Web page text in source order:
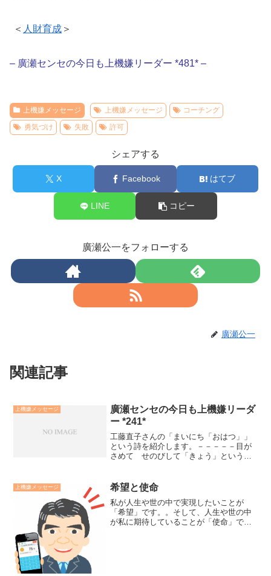
＜ 人財育成 ＞
– 廣瀬センセの今日も上機嫌リーダー *481* –
上機嫌メッセージ 上機嫌メッセージ
コーチング
勇気づけ
失敗 許可
シェアする
X Facebook はてブ
LINE コピー
廣瀬公一をフォローする
廣瀬公一
関連記事
上機嫌メッセージ
廣瀬センセの今日も上機嫌リーダ
ー *241*
工藤直子さんの「まいにち「おはつ」」
という詩を紹介します。－－－－－目が
さめて せのびして「きょう」という日
とどけているところでしたさあ いちに
ちが はじまるねまいにち...
上機嫌メッセージ 希望と使命
私が人生や世の中で実現したいことが
「希望」です。。そして、人生や世の中
が私に期待していることが「使命」で